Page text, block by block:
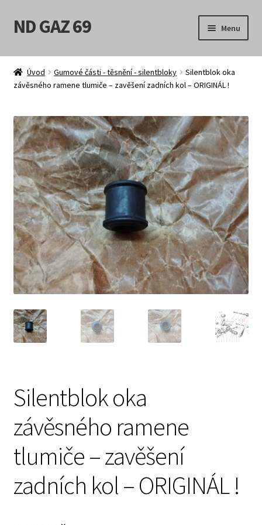
Přeskočit
na
Přejít
k
webu
ND GAZ 69 Menu
Úvodní stránka
Můj účet
Obchod
Košík
Pokladna
Možnosti doručení
Obchodní podmínky
Prodávající – kontaktní informace
O nás
Úvod Gumové části - těsnění - silentbloky
Silentblok oka
závěsného ramene tlumiče – zavěšení zadních kol – ORIGINÁL !
Silentblok oka
závěsného ramene
tlumiče – zavěšení
zadních kol – ORIGINÁL !